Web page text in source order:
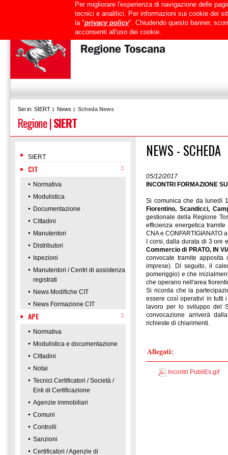
Mappa del sito RTRT Intranet
Sei in: SIERT News Scheda News
Regione|SIERT
SIERT
CIT
Normativa
Modulistica
Documentazione
Cittadini
Manutentori
Distributori
Ispezioni
Manutentori / Centri di assistenza
registrati
News Modifiche CIT
News Formazione CIT
APE
Normativa
Modulistica e documentazione
Cittadini
Notai
Tecnici Certificatori / Società /
Enti di Certificazione
Agenzie immobiliari
Comuni
Controlli
Sanzioni
Certificatori / Agenzie di
NEWS - SCHEDA
05/12/2017
INCONTRI FORMAZIONE
Si comunica che da lunedì
Fiorentino, Scandicci,
gestionale della Regione
efficienza energetica
CNA e CONFARTIGIANATO
I corsi, dalla durata di 3 ore
Commercio di PRATO, IN
convocate tramite
imprese). Di seguito, il
pomeriggio) e che
che operano nell'area
Si ricorda che la
essere così operativi in tutti
lavoro per lo sviluppo del
convocazione arriverà
richieste di chiarimenti.
Allegati:
Incontri PubliEs.gif
Per migliorare l'esperienza di navigazione delle
tecnici e analitici. Per informazioni sui cookie dei
la "privacy policy". Chiudendo questo banner,
acconsenti all'uso dei cookie.